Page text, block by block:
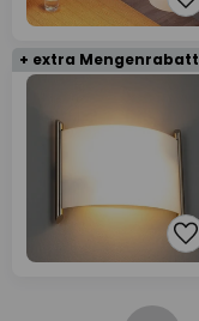
+ extra Mengenrabatt